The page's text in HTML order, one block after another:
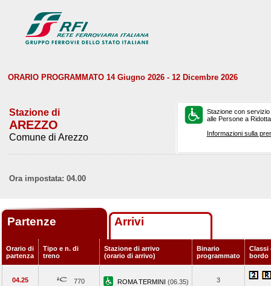
ORARIO PROGRAMMATO 14 Giugno 2026 - 12 Dicembre 2026
Stazione di
AREZZO
Comune di Arezzo
Stazione con
alle Persone a
Informazioni sulla
Ora impostata: 04.00
Partenze Arrivi
Orario di
partenza
Tipo e n. di
treno
Stazione di arrivo
(orario di arrivo)
Binario
programmato
Classi
bordo
04.25 770 ROMA TERMINI (06.35) 3